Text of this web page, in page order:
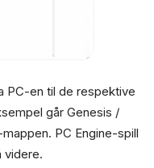
PC-en til de respektive
går Genesis /
PC Engine-spill
videre.